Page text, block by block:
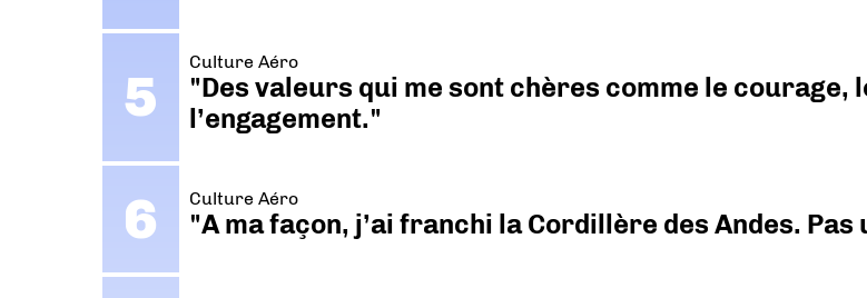
Culture Aéro
"Des valeurs qui me sont chères comme le
l’engagement."
Culture Aéro
"A ma façon, j’ai franchi la Cordillère des Andes.